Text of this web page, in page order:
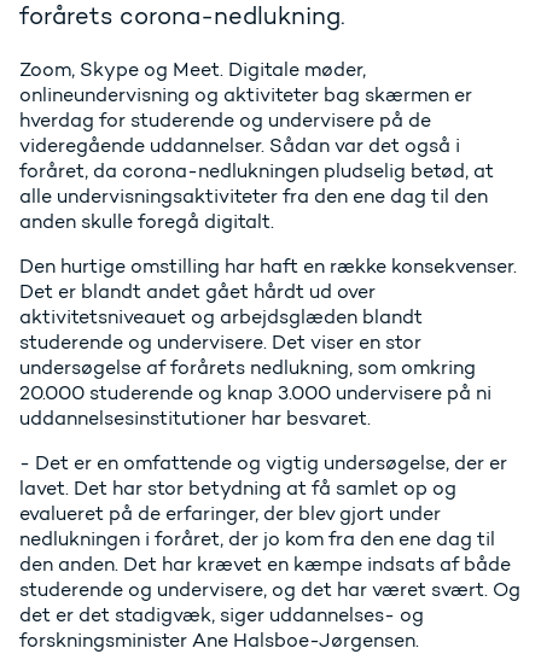
forårets corona-nedlukning.
Zoom, Skype og Meet. Digitale møder,
onlineundervisning og aktiviteter bag skærmen er
hverdag for studerende og undervisere på de
videregående uddannelser. Sådan var det også i
foråret, da corona-nedlukningen pludselig betød, at
alle undervisningsaktiviteter fra den ene dag til den
anden skulle foregå digitalt.
Den hurtige omstilling har haft en række konsekvenser.
Det er blandt andet gået hårdt ud over
aktivitetsniveauet og arbejdsglæden blandt
studerende og undervisere. Det viser en stor
undersøgelse af forårets nedlukning, som omkring
20.000 studerende og knap 3.000 undervisere på ni
uddannelsesinstitutioner har besvaret.
- Det er en omfattende og vigtig undersøgelse, der er
lavet. Det har stor betydning at få samlet op og
evalueret på de erfaringer, der blev gjort under
nedlukningen i foråret, der jo kom fra den ene dag til
den anden. Det har krævet en kæmpe indsats af både
studerende og undervisere, og det har været svært. Og
det er det stadigvæk, siger uddannelses- og
forskningsminister Ane Halsboe-Jørgensen.